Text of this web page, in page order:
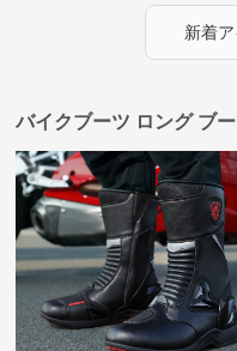
新着
バイクブーツ ロング ブ